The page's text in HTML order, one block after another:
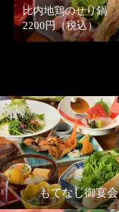
比内地鶏のせり鍋
2200円（税込）
もてなし御宴会